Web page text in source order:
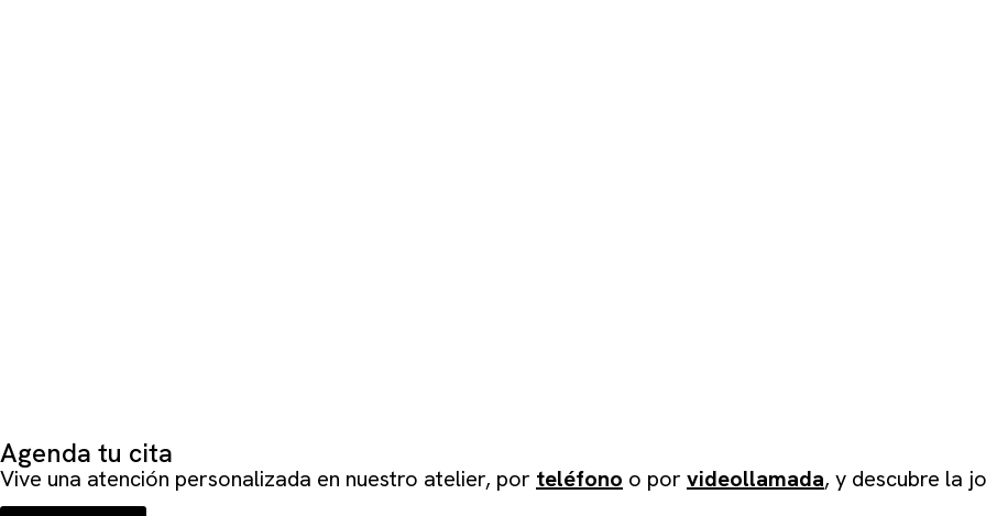
Agenda tu cita
Vive una atención personalizada en nuestro atelier, por teléfono o por videollamada, y descubre la